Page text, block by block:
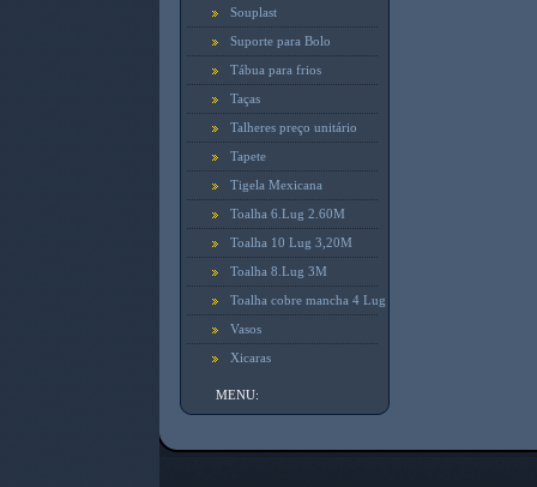
Souplast
Suporte para Bolo
Tábua para frios
Taças
Talheres preço unitário
Tapete
Tigela Mexicana
Toalha 6.Lug 2.60M
Toalha 10 Lug 3,20M
Toalha 8.Lug 3M
Toalha cobre mancha 4 Lug
Vasos
Xicaras
MENU: